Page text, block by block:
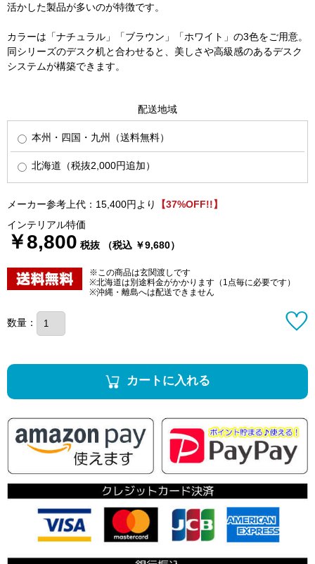
活かした製品が多いのが特徴です。
カラーは「ナチュラル」「ブラウン」「ホワイト」の3色をご用意。
同シリーズのデスク机と合わせると、美しさや高級感のあるデスク
システムが構築できます。
配送地域
本州・四国・九州（送料無料）
北海道（税抜2,000円追加）
メーカー参考上代：15,400円より
【37%OFF!!】
インテリアル特価
￥8,800 税抜 （税込 ￥9,680）
※この商品は玄関渡しです
※北海道は別途料金がかかります（1点毎に必要です）
※沖縄・離島へは配送できません
数量：
カートに入れる